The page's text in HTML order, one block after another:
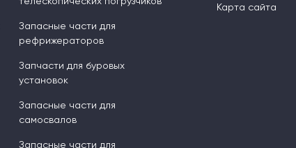
Запасные части для
рефрижераторов
Запчасти для буровых
установок
Запасные части для
самосвалов
Запасные части для
Карта сайта